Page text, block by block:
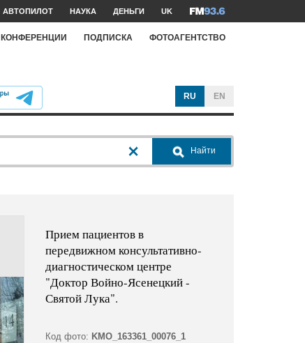
АВТОПИЛОТ НАУКА ДЕНЬГИ UK
КОНФЕРЕНЦИИ ПОДПИСКА ФОТОАГЕНТСТВО
RU EN
Найти
Прием пациентов в
передвижном консультативно-
диагностическом центре
"Доктор Войно-Ясенецкий -
Святой Лука".
Код фото: KMO_163361_00076_1